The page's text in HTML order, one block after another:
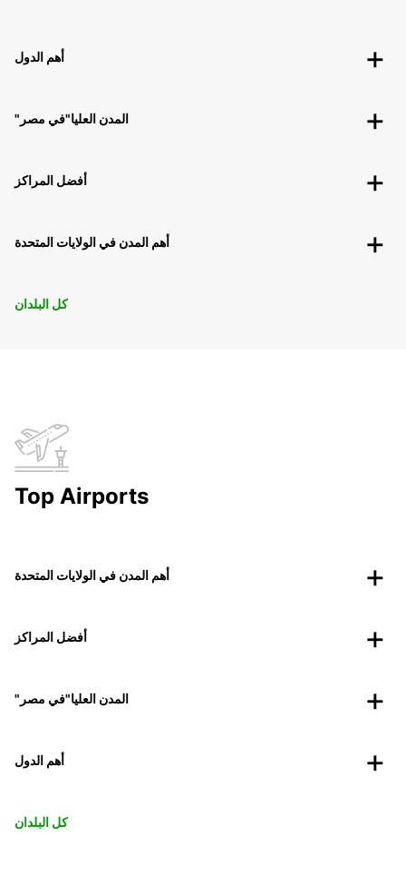
أهم الدول
"المدن العليا"في مصر
أفضل المراكز
أهم المدن في الولايات المتحدة
كل البلدان
Top Airports
أهم المدن في الولايات المتحدة
أفضل المراكز
"المدن العليا"في مصر
أهم الدول
كل البلدان